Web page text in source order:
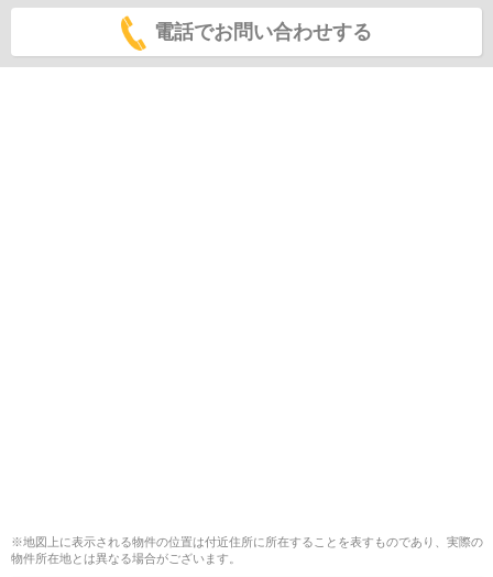
電話でお問い合わせする
※地図上に表示される物件の位置は付近住所に所在することを表すものであり、実際の
物件所在地とは異なる場合がございます。